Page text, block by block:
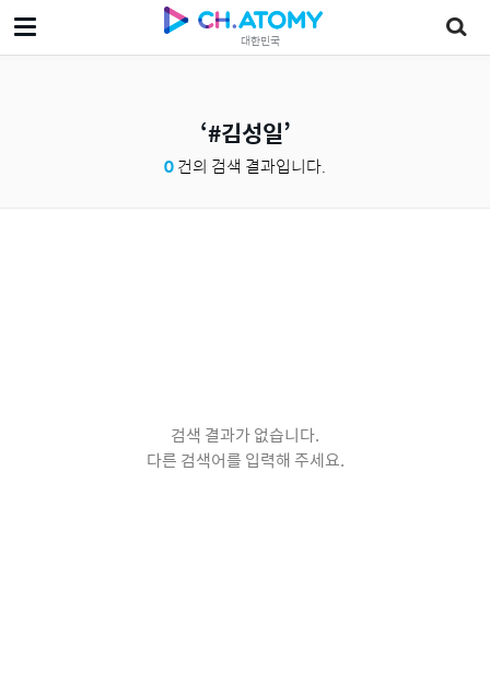
대한민국
#김성일
0건의 검색 결과입니다.
검색 결과가 없습니다.
다른 검색어를 입력해 주세요.